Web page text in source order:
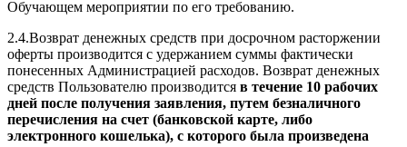
Обучающем мероприятии по его требованию.
2.4.Возврат денежных средств при досрочном расторжении
оферты производится с удержанием суммы фактически
понесенных Администрацией расходов. Возврат денежных
средств Пользователю производится в течение 10 рабочих
дней после получения заявления, путем безналичного
перечисления на счет (банковской карте, либо
электронного кошелька), с которого была произведена